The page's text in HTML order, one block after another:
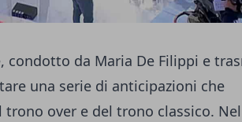
da Maria De Filippi e
una serie di anticipazioni che
over e del trono classico.